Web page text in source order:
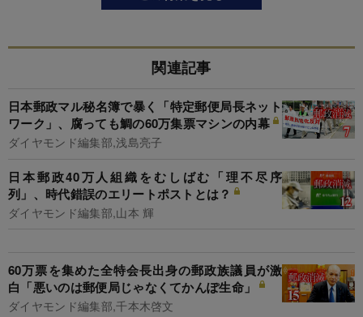
関連記事
日本郵政マル秘名簿で暴く「特定郵便局長ネット
ワーク」、腐っても鯛の60万集票マシンの内幕
ダイヤモンド編集部,浅島亮子
日本郵政40万人組織をむしばむ「理不尽序
列」、時代錯誤のエリートポストとは？
ダイヤモンド編集部,山本 輝
60万票を集めた全特会長出身の郵政族議員が激
白「悪いのは郵便局じゃなくてかんぽ生命」
ダイヤモンド編集部,千本木啓文